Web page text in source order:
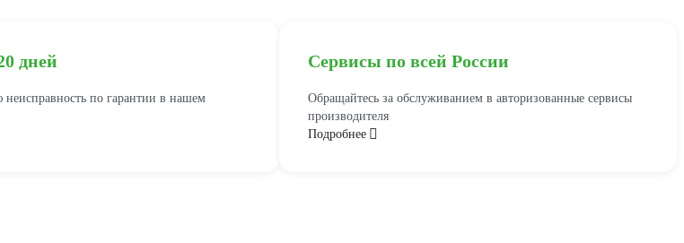
дней
по гарантии в нашем
Сервисы по всей России
Обращайтесь за обслуживанием в авторизованные сервисы
производителя
Подробнее